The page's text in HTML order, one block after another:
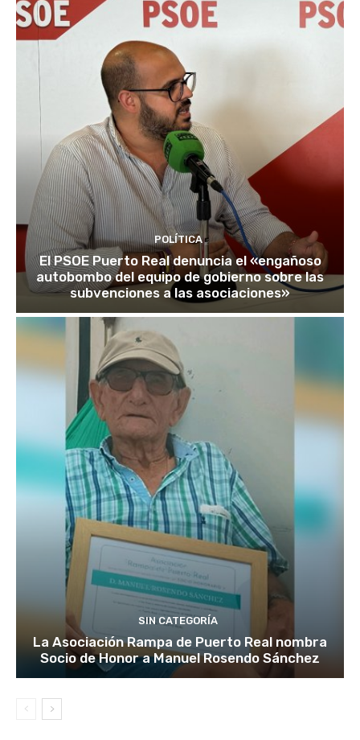
POLÍTICA
El PSOE Puerto Real denuncia el «engañoso
autobombo del equipo de gobierno sobre las
subvenciones a las asociaciones»
SIN CATEGORÍA
La Asociación Rampa de Puerto Real nombra
Socio de Honor a Manuel Rosendo Sánchez